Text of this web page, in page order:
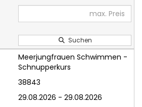
Suchen
Meerjungfrauen Schwimmen -
Schnupperkurs
38843
29.08.2026 - 29.08.2026